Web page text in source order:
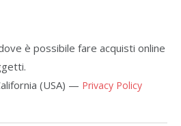
è possibile fare acquisti online
(USA) — Privacy Policy